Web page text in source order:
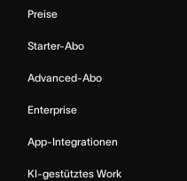
Preise
Starter-Abo
Advanced-Abo
Enterprise
App-Integrationen
KI-gestütztes Work